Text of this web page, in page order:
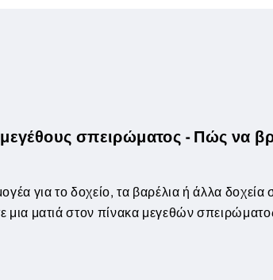
σπειρώματος - Πώς να
για το δοχείο, τα βαρέλια ή άλλα δοχεία
μια ματιά στον πίνακα μεγεθών